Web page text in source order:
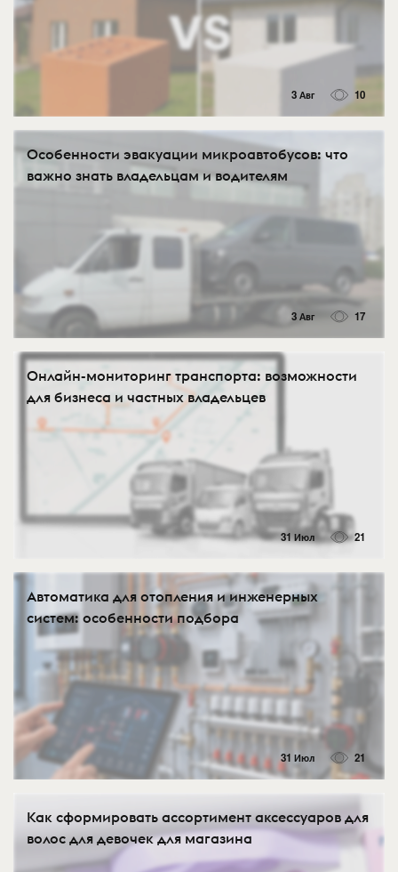
3 Авг 10
Особенности эвакуации микроавтобусов: что
важно знать владельцам и водителям
3 Авг 17
Онлайн-мониторинг транспорта: возможности
для бизнеса и частных владельцев
31 Июл 21
Автоматика для отопления и инженерных
систем: особенности подбора
31 Июл 21
Как сформировать ассортимент аксессуаров для
волос для девочек для магазина